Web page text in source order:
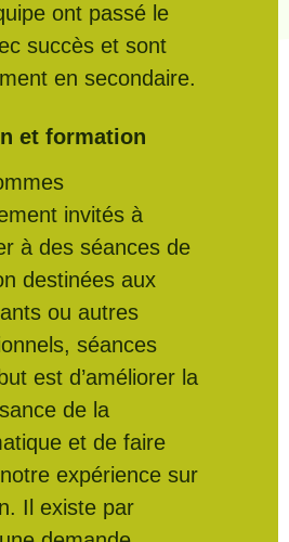
ont passé le
succès et sont
en secondaire.
et formation
invités à
à des séances de
destinées aux
ou autres
séances
est d’améliorer la
de la
et de faire
expérience sur
Il existe par